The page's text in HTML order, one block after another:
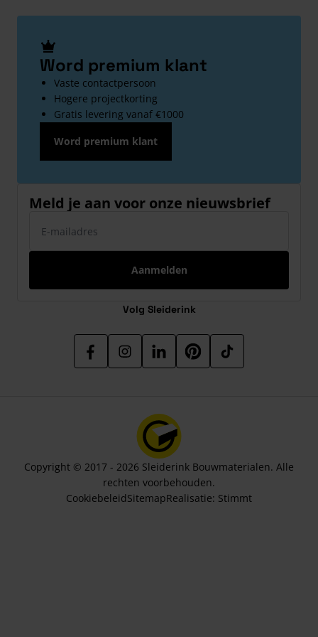
Word premium klant
Vaste contactpersoon
Hogere projectkorting
Gratis levering vanaf €1000
Word premium klant
Meld je aan voor onze nieuwsbrief
Aanmelden
Volg Sleiderink
Copyright © 2017 - 2026 Sleiderink Bouwmaterialen. Alle
rechten voorbehouden.
CookiebeleidSitemapRealisatie: Stimmt